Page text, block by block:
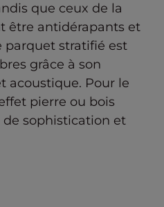
que ceux de la
être antidérapants et
parquet stratifié est
grâce à son
acoustique. Pour le
pierre ou bois
sophistication et